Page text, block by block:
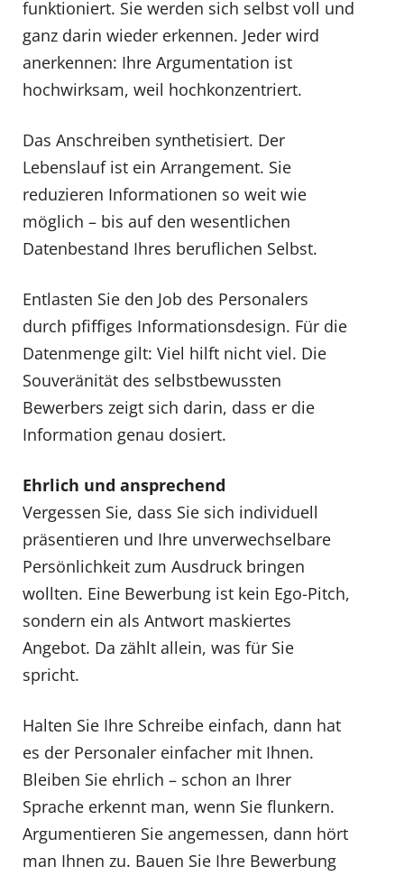
funktioniert. Sie werden sich selbst voll und
ganz darin wieder erkennen. Jeder wird
anerkennen: Ihre Argumentation ist
hochwirksam, weil hochkonzentriert.
Das Anschreiben synthetisiert. Der
Lebenslauf ist ein Arrangement. Sie
reduzieren Informationen so weit wie
möglich – bis auf den wesentlichen
Datenbestand Ihres beruflichen Selbst.
Entlasten Sie den Job des Personalers
durch pfiffiges Informationsdesign. Für die
Datenmenge gilt: Viel hilft nicht viel. Die
Souveränität des selbstbewussten
Bewerbers zeigt sich darin, dass er die
Information genau dosiert.
Ehrlich und ansprechend
Vergessen Sie, dass Sie sich individuell
präsentieren und Ihre unverwechselbare
Persönlichkeit zum Ausdruck bringen
wollten. Eine Bewerbung ist kein Ego-Pitch,
sondern ein als Antwort maskiertes
Angebot. Da zählt allein, was für Sie
spricht.
Halten Sie Ihre Schreibe einfach, dann hat
es der Personaler einfacher mit Ihnen.
Bleiben Sie ehrlich – schon an Ihrer
Sprache erkennt man, wenn Sie flunkern.
Argumentieren Sie angemessen, dann hört
man Ihnen zu. Bauen Sie Ihre Bewerbung